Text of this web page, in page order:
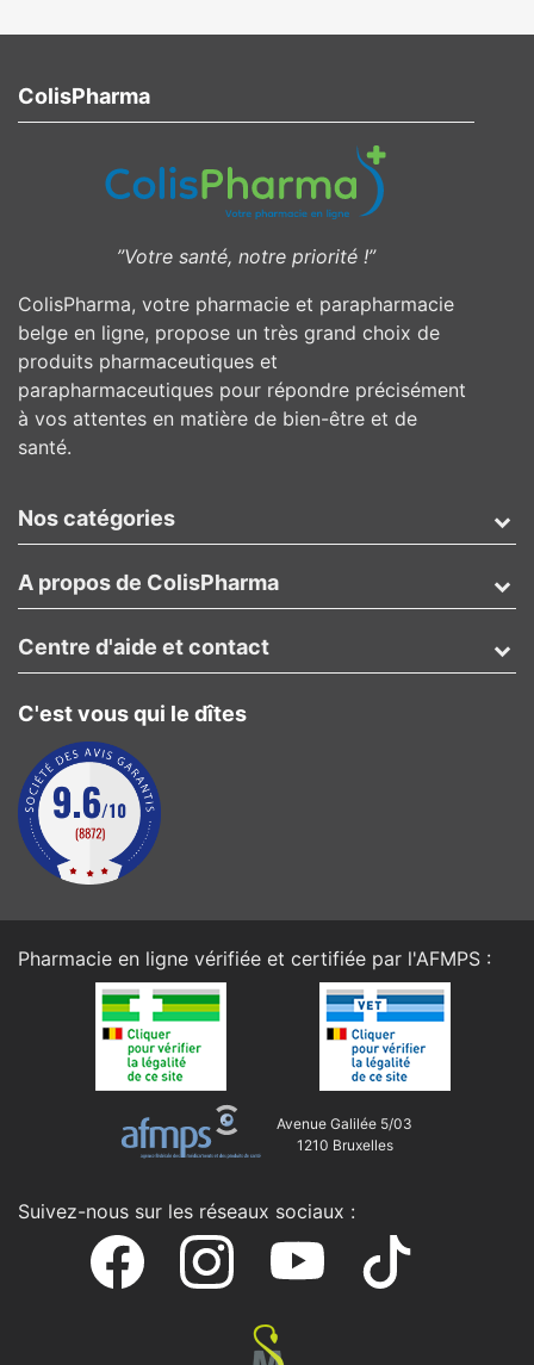
ColisPharma
”Votre santé, notre priorité !”
ColisPharma, votre pharmacie et parapharmacie
belge en ligne, propose un très grand choix de
produits pharmaceutiques et
parapharmaceutiques pour répondre précisément
à vos attentes en matière de bien-être et de
santé.
Nos catégories
A propos de ColisPharma
C'est vous qui le dîtes
Centre d'aide et contact
Pharmacie en ligne vérifiée et certifiée par l'AFMPS :
Avenue Galilée 5/03
1210 Bruxelles
Suivez-nous sur les réseaux sociaux :